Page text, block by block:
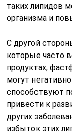
таких липидов
организма и
С другой
которые часто
продуктах,
могут
способствуют
привести к
других
избыток этих